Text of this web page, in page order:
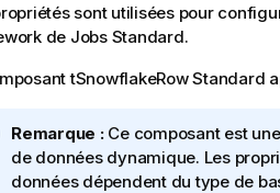
m
a
n
s
sont utilisées pour
de Jobs Standard.
tSnowflakeRowStandard
N
o
t
Remarque :Ce composant est
de données dynamique. Les
données dépendent du type de